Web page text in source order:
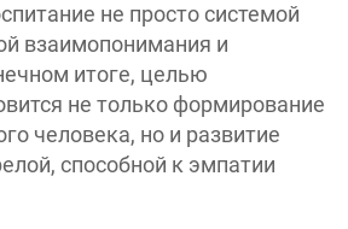
не просто системой
взаимопонимания и
итоге, целью
не только формирование
человека, но и развитие
способной к эмпатии